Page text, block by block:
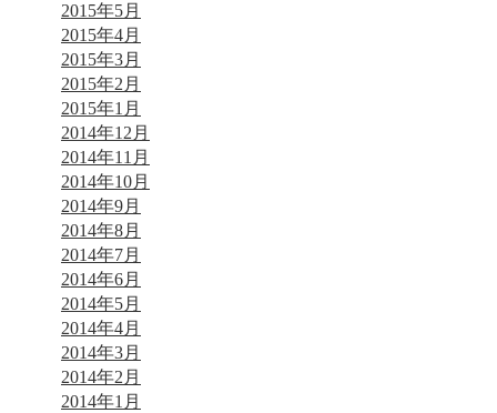
2015年5月
2015年4月
2015年3月
2015年2月
2015年1月
2014年12月
2014年11月
2014年10月
2014年9月
2014年8月
2014年7月
2014年6月
2014年5月
2014年4月
2014年3月
2014年2月
2014年1月